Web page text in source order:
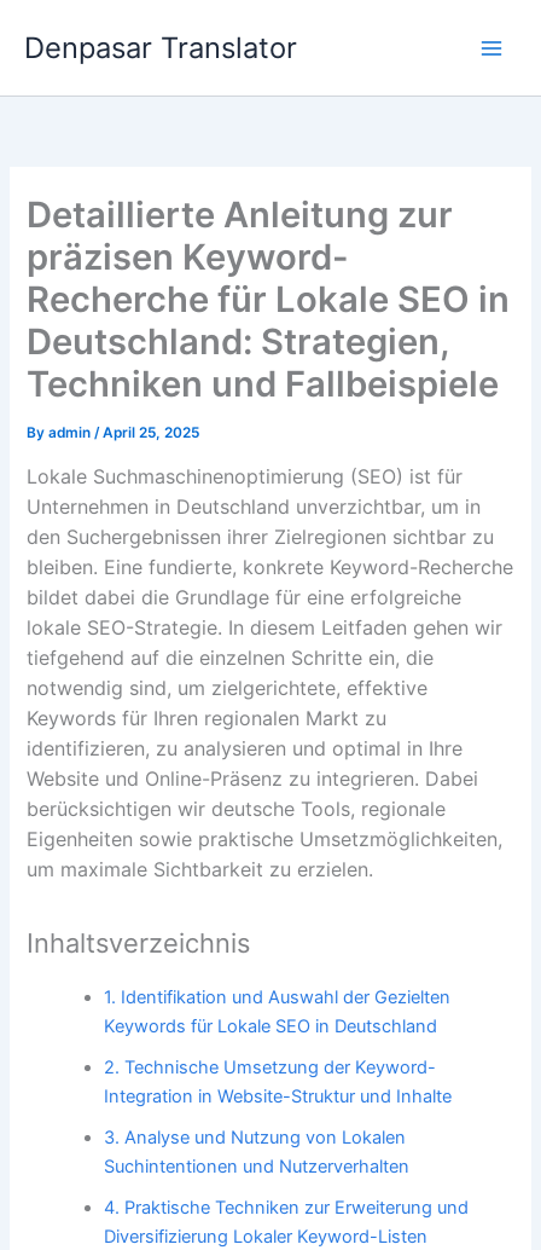
Denpasar Translator
Detaillierte Anleitung zur
präzisen Keyword-
Recherche für Lokale SEO in
Deutschland: Strategien,
Techniken und Fallbeispiele
Byadmin/April 25, 2025
Lokale Suchmaschinenoptimierung (SEO) ist für
Unternehmen in Deutschland unverzichtbar, um in
den Suchergebnissen ihrer Zielregionen sichtbar zu
bleiben. Eine fundierte, konkrete Keyword-Recherche
bildet dabei die Grundlage für eine erfolgreiche
lokale SEO-Strategie. In diesem Leitfaden gehen wir
tiefgehend auf die einzelnen Schritte ein, die
notwendig sind, um zielgerichtete, effektive
Keywords für Ihren regionalen Markt zu
identifizieren, zu analysieren und optimal in Ihre
Website und Online-Präsenz zu integrieren. Dabei
berücksichtigen wir deutsche Tools, regionale
Eigenheiten sowie praktische Umsetzmöglichkeiten,
um maximale Sichtbarkeit zu erzielen.
Inhaltsverzeichnis
1. Identifikation und Auswahl der Gezielten
Keywords für Lokale SEO in Deutschland
2. Technische Umsetzung der Keyword-
Integration in Website-Struktur und Inhalte
3. Analyse und Nutzung von Lokalen
Suchintentionen und Nutzerverhalten
4. Praktische Techniken zur Erweiterung und
Diversifizierung Lokaler Keyword-Listen